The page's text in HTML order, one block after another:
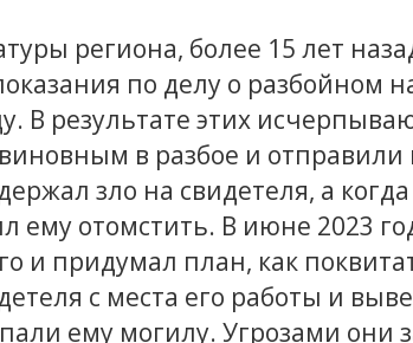
региона, более 15 лет
по делу о разбойном
В результате этих
в разбое и отправили
зло на свидетеля, а когда
ему отомстить. В июне 2023
и придумал план, как
с места его работы и
ему могилу. Угрозами они